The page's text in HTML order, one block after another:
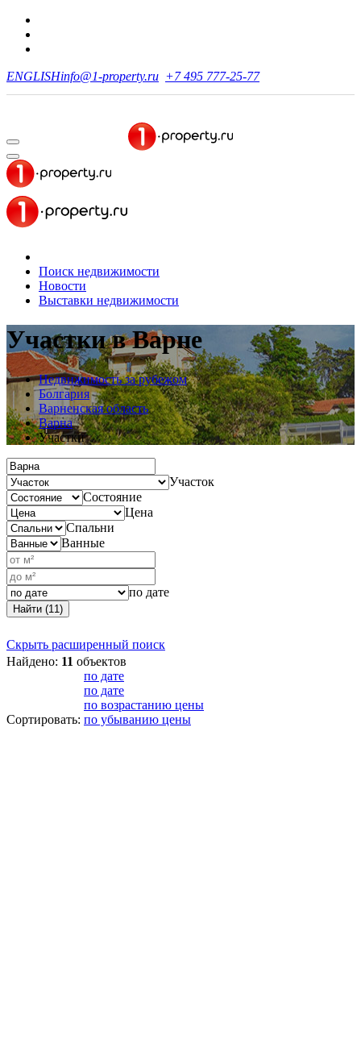
ENGLISHinfo@1-property.ru +7 495 777-25-77
Поиск недвижимости
Новости
Выставки недвижимости
Участкив Варне
Недвижимость за рубежом
Болгария
Варненская область
Варна
Участки
Участок
Состояние
Цена
Спальни
Ванные
по дате
Найти (11)
Скрыть расширенный поиск
Найдено: 11 объектов
Сортировать:
по дате
по дате
по возрастанию цены
по убыванию цены